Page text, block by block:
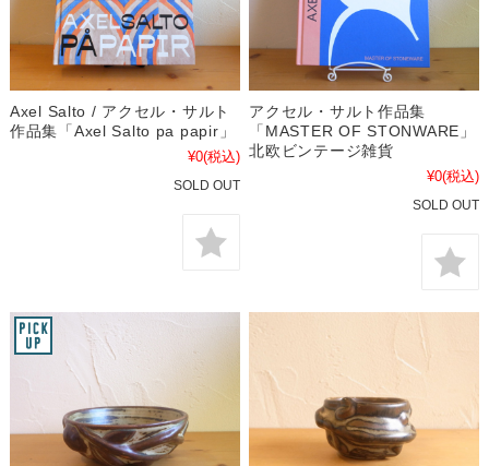
Axel Salto / アクセル・サルト
作品集「Axel Salto pa papir」
¥0(税込)
SOLD OUT
アクセル・サルト作品集
「MASTER OF STONWARE」
北欧ビンテージ雑貨
¥0(税込)
SOLD OUT